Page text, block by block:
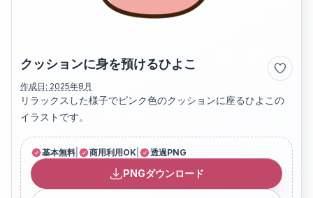
クッションに身を預けるひよこ
作成日: 2025年8月
リラックスした様子でピンク色のクッションに座るひよこの
イラストです。
基本無料 商用利用OK 透過PNG
PNGダウンロード